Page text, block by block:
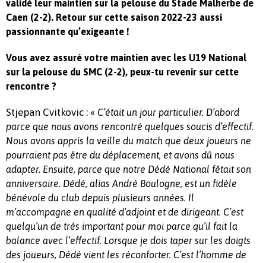
validé leur maintien sur la pelouse du Stade Malherbe de
Caen (2-2). Retour sur cette saison 2022-23 aussi
passionnante qu’exigeante !
Vous avez assuré votre maintien avec les U19 National
sur la pelouse du SMC (2-2), peux-tu revenir sur cette
rencontre ?
Stjepan Cvitkovic : « C’était un jour particulier. D’abord
parce que nous avons rencontré quelques soucis d’effectif.
Nous avons appris la veille du match que deux joueurs ne
pourraient pas être du déplacement, et avons dû nous
adapter. Ensuite, parce que notre Dédé National fêtait son
anniversaire. Dédé, alias André Boulogne, est un fidèle
bénévole du club depuis plusieurs années. Il
m’accompagne en qualité d’adjoint et de dirigeant. C’est
quelqu’un de très important pour moi parce qu’il fait la
balance avec l’effectif. Lorsque je dois taper sur les doigts
des joueurs, Dédé vient les réconforter. C’est l’homme de